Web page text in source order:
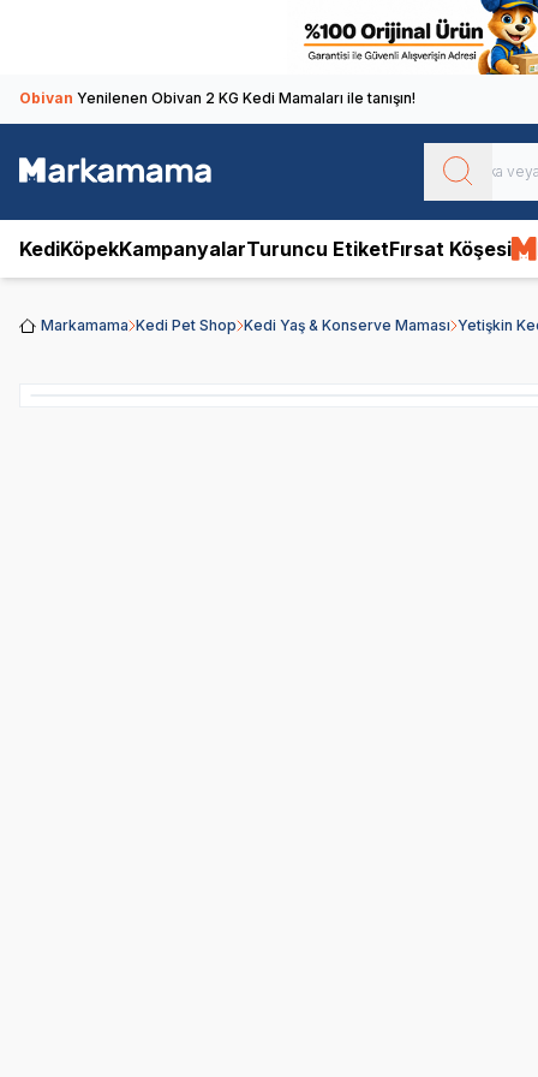
Obivan Yenilenen Obivan 2 KG Kedi Mamaları ile tanışın!
KediKöpekKampanyalarTuruncu EtiketFırsat Köşesi
Markamama Kedi Pet Shop Kedi Yaş & Konserve Maması Yetişkin